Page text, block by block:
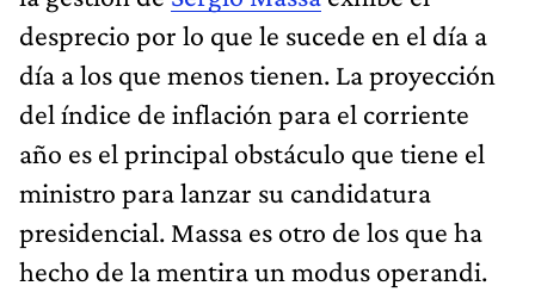
desprecio por lo que le sucede en el día a
día a los que menos tienen. La proyección
del índice de inflación para el corriente
año es el principal obstáculo que tiene el
ministro para lanzar su candidatura
presidencial. Massa es otro de los que ha
hecho de la mentira un modus operandi.